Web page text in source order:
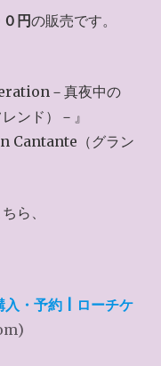
円の販売です。
－真夜中の
ンド）－』
Cantante（グラン
ら、
入・予約 | ローチケ